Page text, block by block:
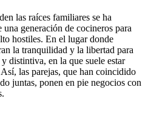
las raíces familiares se ha
generación de cocineros para
hostiles. En el lugar donde
la tranquilidad y la libertad para
distintiva, en la que suele estar
las parejas, que han coincidido
juntas, ponen en pie negocios con